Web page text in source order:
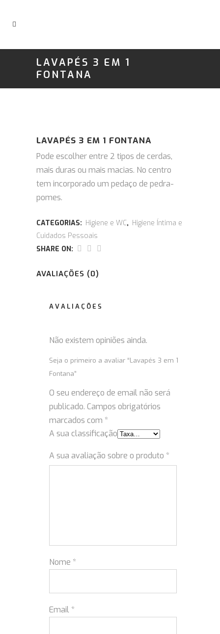
LAVAPÉS 3 EM 1
FONTANA
LAVAPÉS 3 EM 1 FONTANA
Pode escolher entre 2 tipos de cerdas,
mais duras ou mais macias. No centro
tem incorporado um pedaço de pedra-
pomes.
CATEGORIAS: Higiene e WC, Higiene Íntima e
Cuidados Pessoais
SHARE ON:
AVALIAÇÕES (0)
AVALIAÇÕES
Não existem opiniões ainda.
Seja o primeiro a avaliar “Lavapés 3 em 1
Fontana”
O seu endereço de email não será
publicado. Campos obrigatórios
marcados com *
A sua classificação
A sua avaliação sobre o produto *
Nome *
Email *